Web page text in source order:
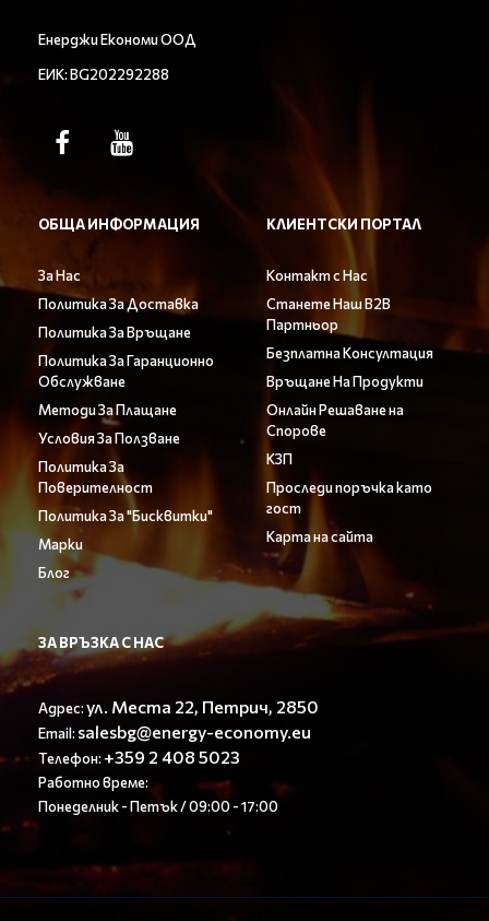
Енерджи Економи ООД
ЕИК: BG202292288
ОБЩА ИНФОРМАЦИЯ
За Нас
Политика За Доставка
Политика За Връщане
Политика За Гаранционно
Обслужване
Методи За Плащане
Условия За Ползване
Политика За
Поверителност
Политика За "Бисквитки"
Марки
Блог
КЛИЕНТСКИ ПОРТАЛ
Контакт с Нас
Станете Наш B2B
Партньор
Безплатна Консултация
Връщане На Продукти
Онлайн Решаване на
Спорове
КЗП
Проследи поръчка като
гост
Карта на сайта
ЗА ВРЪЗКА С НАС
Адрес:ул. Места 22, Петрич, 2850
Email: salesbg@energy-economy.eu
Телефон: +359 2 408 5023
Работно време:
Понеделник - Петък / 09:00 - 17:00